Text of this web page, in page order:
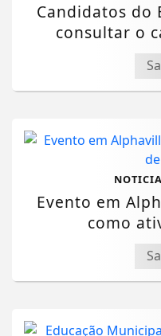
Candidatos do
consultar o
Evento em
como